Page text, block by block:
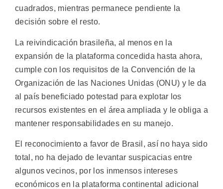
cuadrados, mientras permanece pendiente la
decisión sobre el resto.
La reivindicación brasileña, al menos en la
expansión de la plataforma concedida hasta ahora,
cumple con los requisitos de la Convención de la
Organización de las Naciones Unidas (ONU) y le da
al país beneficiado potestad para explotar los
recursos existentes en el área ampliada y le obliga a
mantener responsabilidades en su manejo.
El reconocimiento a favor de Brasil, así no haya sido
total, no ha dejado de levantar suspicacias entre
algunos vecinos, por los inmensos intereses
económicos en la plataforma continental adicional